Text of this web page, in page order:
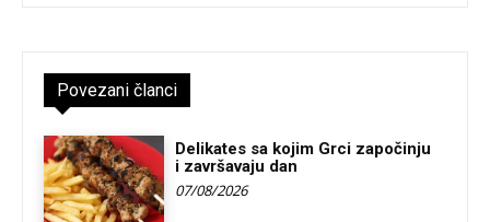
Povezani članci
Delikates sa kojim Grci započinju
i završavaju dan
07/08/2026